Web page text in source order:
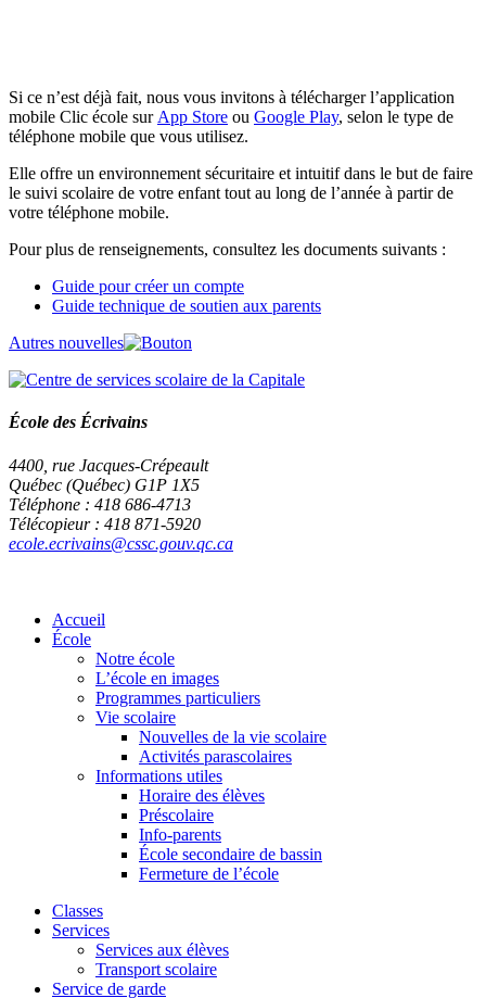
Si ce n’est déjà fait, nous vous invitons à télécharger l’application
mobile Clic école sur App Store ou Google Play, selon le type de
téléphone mobile que vous utilisez.
Elle offre un environnement sécuritaire et intuitif dans le but de faire
le suivi scolaire de votre enfant tout au long de l’année à partir de
votre téléphone mobile.
Pour plus de renseignements, consultez les documents suivants :
Guide pour créer un compte
Guide technique de soutien aux parents
Autres nouvelles
École des Écrivains
4400, rue Jacques-Crépeault
Québec (Québec) G1P 1X5
Téléphone : 418 686-4713
Télécopieur : 418 871-5920
ecole.ecrivains@cssc.gouv.qc.ca
Accueil
École
Notre école
L’école en images
Programmes particuliers
Vie scolaire
Nouvelles de la vie scolaire
Activités parascolaires
Informations utiles
Horaire des élèves
Préscolaire
Info-parents
École secondaire de bassin
Fermeture de l’école
Classes
Services
Services aux élèves
Transport scolaire
Service de garde